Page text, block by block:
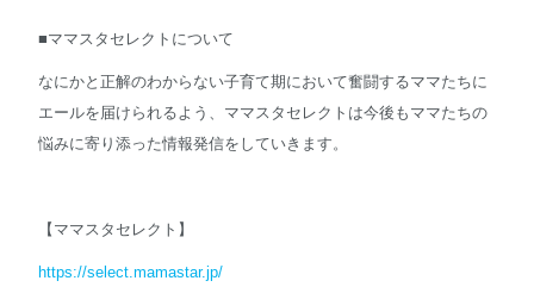
■ママスタセレクトについて
なにかと正解のわからない子育て期において奮闘するママたちに
エールを届けられるよう、ママスタセレクトは今後もママたちの
悩みに寄り添った情報発信をしていきます。
【ママスタセレクト】
https://select.mamastar.jp/